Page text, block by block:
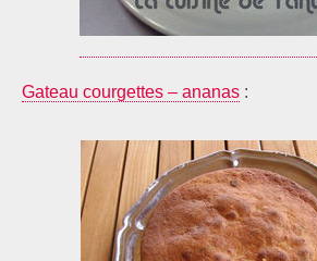
Gateau courgettes – ananas :